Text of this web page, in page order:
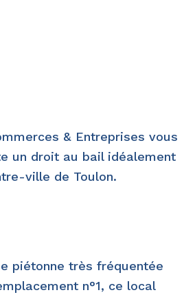
& Entreprises vous
un droit au bailidéalement
ville de Toulon.
piétonne très fréquentée
n°1, ce local